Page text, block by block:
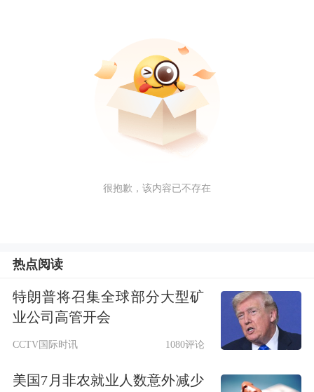
很抱歉，该内容已不存在
热点阅读
特朗普将召集全球部分大型矿
业公司高管开会
CCTV国际时讯 1080评论
美国7月非农就业人数意外减少